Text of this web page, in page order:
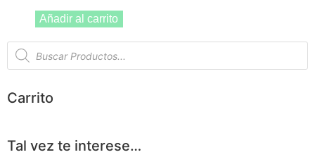
Añadir al carrito
Carrito
Tal vez te interese…